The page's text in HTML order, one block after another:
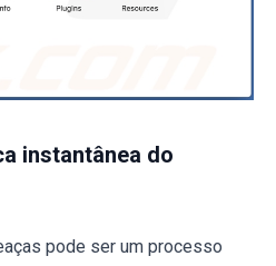
instantânea do
pode ser um processo